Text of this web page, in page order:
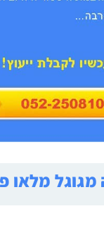
מלאו